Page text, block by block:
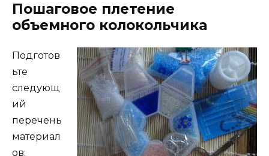
Пошаговое плетение
объемного колокольчика
Подготов
ьте
следующ
ий
перечень
материал
ов: